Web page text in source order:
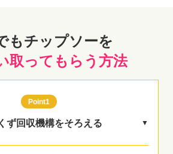
もチップソーを
取ってもらう方法
Point1
ず回収機構をそろえる